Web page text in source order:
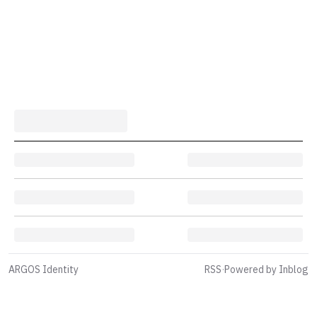
ARGOS Identity RSS·Powered by Inblog